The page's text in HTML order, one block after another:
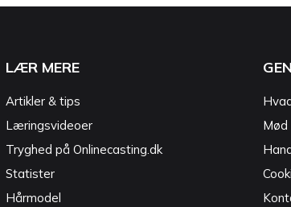
LÆR MERE
Artikler & tips
Læringsvideoer
Tryghed på Onlinecasting.dk
Statister
Hårmodel